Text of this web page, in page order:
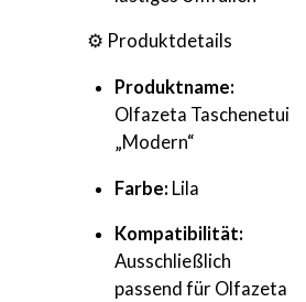
⚙️ Produktdetails
Produktname:
Olfazeta Taschenetui
„Modern“
Farbe: Lila
Kompatibilität:
Ausschließlich
passend für Olfazeta